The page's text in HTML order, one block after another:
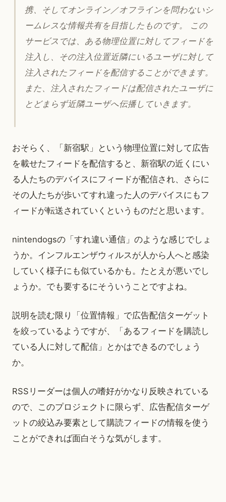
携、そしてオンライン／オフラインを問わないシ
ームレスな情報共有を目指したものです。 この
サービスでは、ある物理位置に対してフィードを
注入し、その注入位置近隣にいるユーザに対して
注入されたフィードを配信することができます。
また、注入されたフィードは配信されたユーザに
とどまらず近隣ユーザへ伝播していきます。
おそらく、「新宿駅」という物理位置に対して広告
を載せたフィードを配信すると、新宿駅の近くにい
る人たちのデバイスにフィードが配信され、さらに
その人たちが歩いてすれ違った人のデバイスにもフ
ィードが転送されていくというものだと思います。
nintendogsの「すれ違い通信」のような感じでしょ
うか。インフルエンザウィルスが人から人へと感染
していく様子にも似ているかも。たとえが悪いでし
ょうか。でも要するにそういうことですよね。
説明を読む限り「位置情報」で広告配信ターゲット
を絞っているようですが、「あるフィードを購読し
ている人に対して配信」とかはできるのでしょう
か。
RSSリーダーは個人の嗜好がかなり反映されている
ので、このプロジェクトに限らず、広告配信ターゲ
ットの絞込み要素として購読フィードの情報を使う
ことができれば面白そうな気がします。